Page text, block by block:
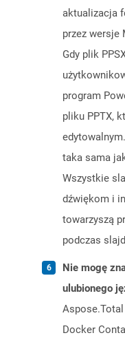
aktualizacja
przez wersje
Gdy plik
program
pliku PPTX,
taka sama
Wszystkie
dźwiękom i
towarzyszą
podczas
Nie mogę
ulubionego
Docker